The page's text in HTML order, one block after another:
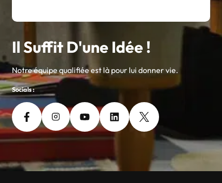
Il Suffit D'une Idée !
Notre équipe qualifiée est là pour lui donner vie.
Socials :